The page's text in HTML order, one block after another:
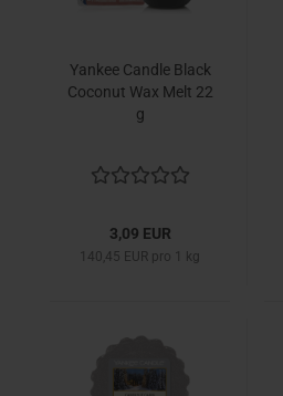
Yankee Candle Black
Coconut Wax Melt 22
g
3,09 EUR
140,45 EUR pro 1 kg